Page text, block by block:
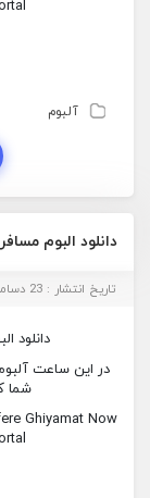
آلبوم
دانلود البوم
تاریخ انتشار : 23 دسامبر 2022
دانلود
در این ساعت
شما
Ghiyamat Now